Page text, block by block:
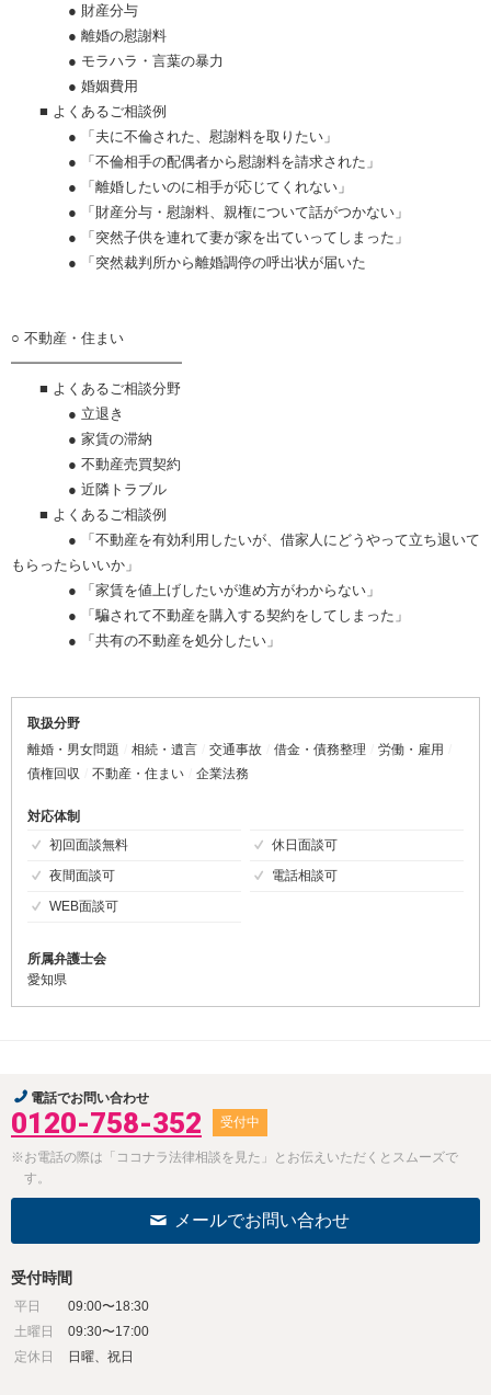
● 財産分与
● 離婚の慰謝料
● モラハラ・言葉の暴力
● 婚姻費用
■ よくあるご相談例
● 「夫に不倫された、慰謝料を取りたい」
● 「不倫相手の配偶者から慰謝料を請求された」
● 「離婚したいのに相手が応じてくれない」
● 「財産分与・慰謝料、親権について話がつかない」
● 「突然子供を連れて妻が家を出ていってしまった」
● 「突然裁判所から離婚調停の呼出状が届いた
○ 不動産・住まい
━━━━━━━━━━━━
■ よくあるご相談分野
● 立退き
● 家賃の滞納
● 不動産売買契約
● 近隣トラブル
■ よくあるご相談例
● 「不動産を有効利用したいが、借家人にどうやって立ち退いて
もらったらいいか」
● 「家賃を値上げしたいが進め方がわからない」
● 「騙されて不動産を購入する契約をしてしまった」
● 「共有の不動産を処分したい」
取扱分野
離婚・男女問題
相続・遺言 交通事故 借金・債務整理
労働・雇用
債権回収
不動産・住まい 企業法務
対応体制
初回面談無料
休日面談可
夜間面談可
電話相談可
WEB面談可
所属弁護士会
愛知県
電話でお問い合わせ
0120-758-352 受付中
※お電話の際は「ココナラ法律相談を見た」とお伝えいただくとスムーズで
す。
メールでお問い合わせ
受付時間
平日
09:00〜18:30
土曜日
09:30〜17:00
定休日
日曜、祝日